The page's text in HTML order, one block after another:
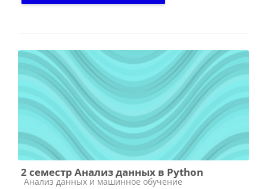
2 семестр Анализ данных в Python
Категория курса
Анализ данных и машинное обучение